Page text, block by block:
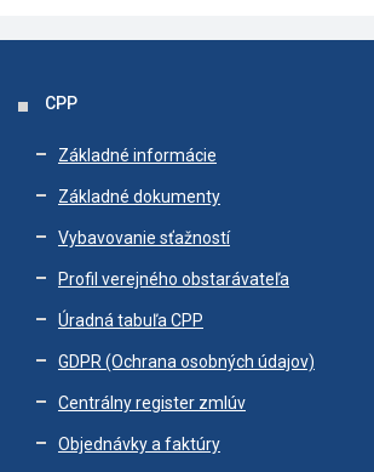
CPP
Základné informácie
Základné dokumenty
Vybavovanie sťažností
Profil verejného obstarávateľa
Úradná tabuľa CPP
GDPR (Ochrana osobných údajov)
Centrálny register zmlúv
Objednávky a faktúry